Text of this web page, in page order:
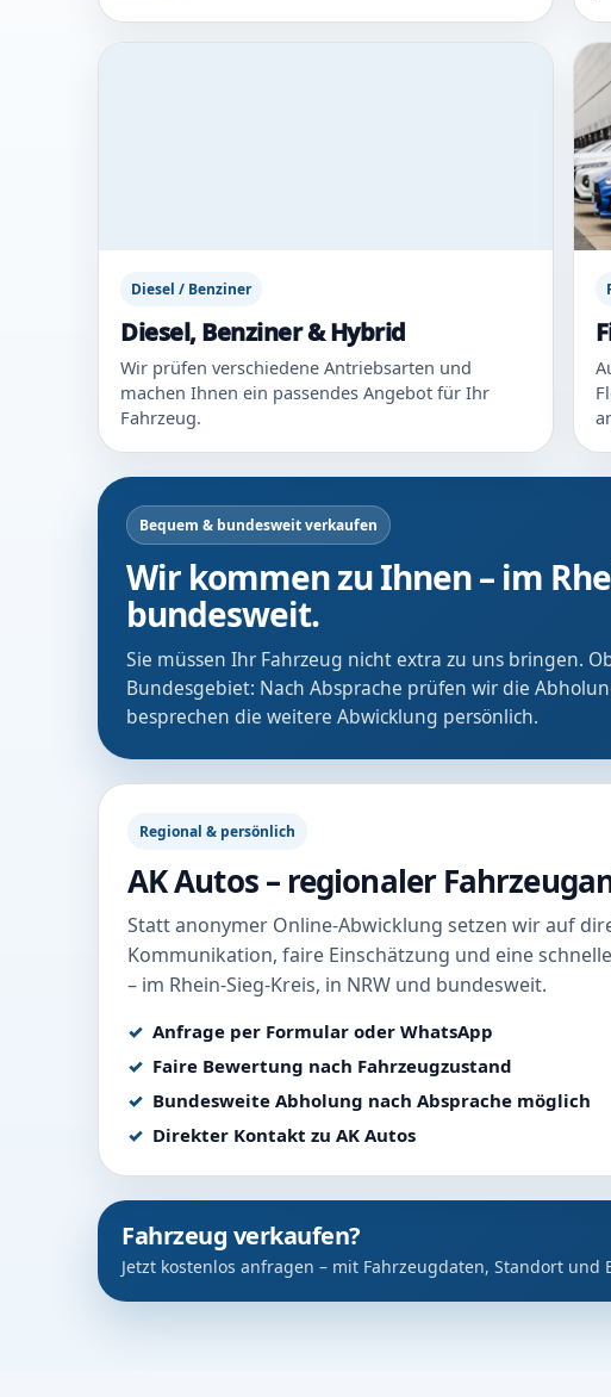
Diesel / Benziner
Diesel, Benziner & Hybrid
Wir prüfen verschiedene Antriebsarten und
machen Ihnen ein passendes Angebot für Ihr
Fahrzeug.
Bequem & bundesweit verkaufen
Wir kommen zu Ihnen – im
bundesweit.
Sie müssen Ihr Fahrzeug nicht extra zu uns bringen.
Bundesgebiet: Nach Absprache prüfen wir die
besprechen die weitere Abwicklung persönlich.
Regional & persönlich
AK Autos – regionaler
Statt anonymer Online-Abwicklung setzen wir auf
Kommunikation, faire Einschätzung und eine
– im Rhein-Sieg-Kreis, in NRW und bundesweit.
Anfrage per Formular oder WhatsApp
Faire Bewertung nach Fahrzeugzustand
Bundesweite Abholung nach Absprache möglich
Direkter Kontakt zu AK Autos
Fahrzeug verkaufen?
Jetzt kostenlos anfragen – mit Fahrzeugdaten, Standort